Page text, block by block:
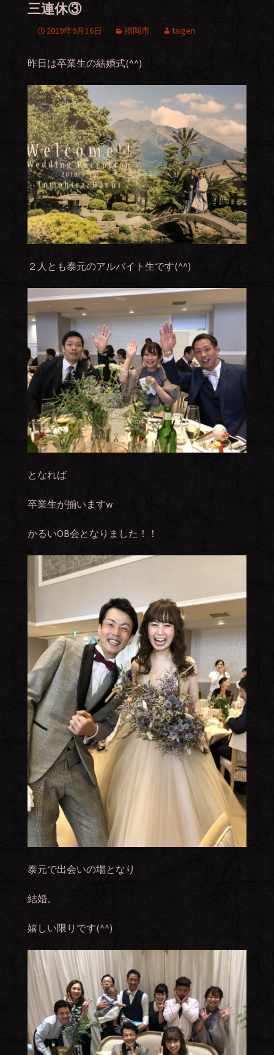
三連休③
2019年9月16日 福岡市 taigen
昨日は卒業生の結婚式(^^)
２人とも泰元のアルバイト生です(^^)
となれば
卒業生が揃いますw
かるいOB会となりました！！
泰元で出会いの場となり
結婚。
嬉しい限りです(^^)